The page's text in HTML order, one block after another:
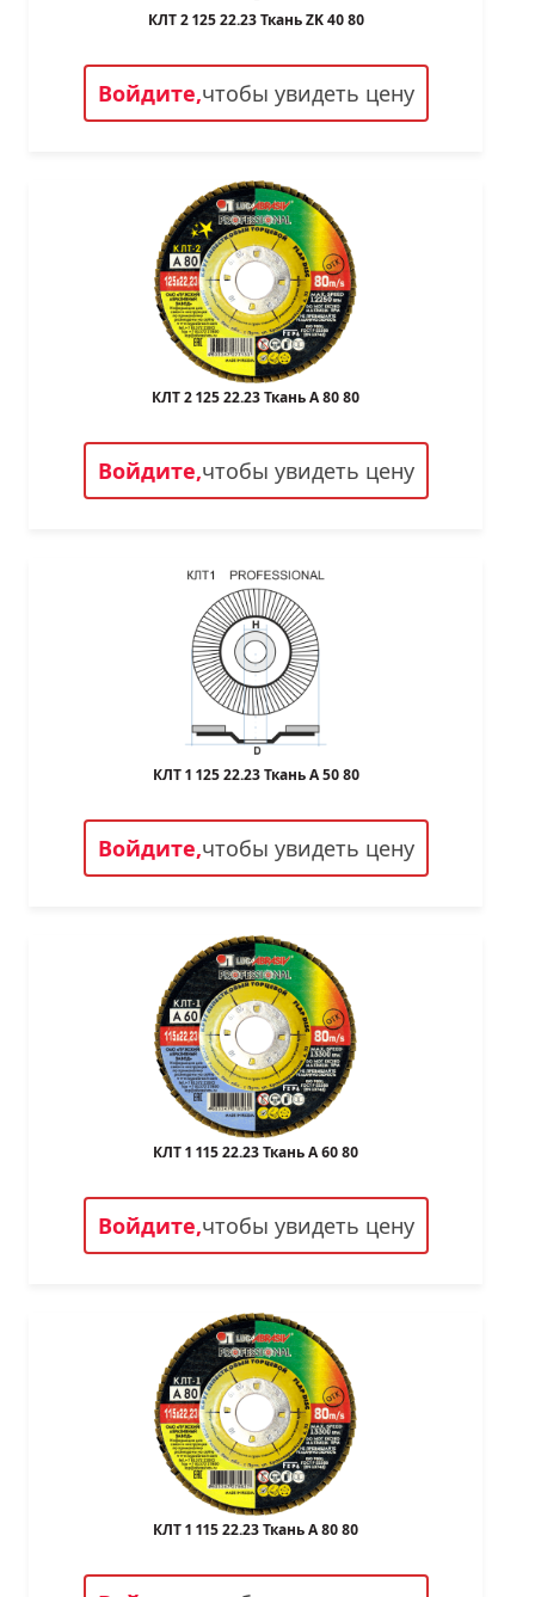
КЛТ 2 125 22.23 Ткань ZK 40 80
Войдите,чтобы увидеть цену
КЛТ 2 125 22.23 Ткань A 80 80
Войдите,чтобы увидеть цену
КЛТ 1 125 22.23 Ткань A 50 80
Войдите,чтобы увидеть цену
КЛТ 1 115 22.23 Ткань A 60 80
Войдите,чтобы увидеть цену
КЛТ 1 115 22.23 Ткань A 80 80